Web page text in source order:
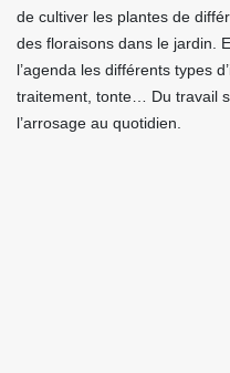
de cultiver les plantes de
des floraisons dans le jardin.
l’agenda les différents types
traitement, tonte… Du travail
l’arrosage au quotidien.